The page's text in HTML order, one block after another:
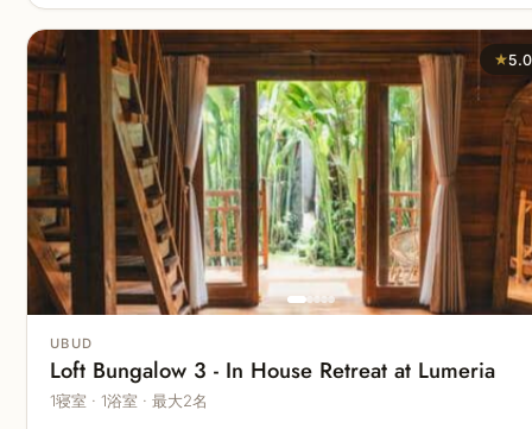
★
UBUD
Loft Bungalow 3 - In House Retreat at Lumeria
1寝室 · 1浴室 · 最大2名